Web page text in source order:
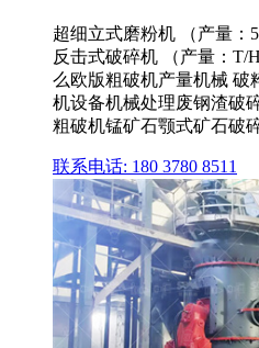
超细立式磨粉机 （产量：
反击式破碎机 （产量：T/
么欧版粗破机产量机械 破
机设备机械处理废钢渣破
粗破机锰矿石颚式矿石破
联系电话: 180 3780 8511